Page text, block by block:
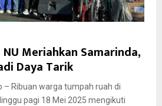
NU Meriahkan Samarinda,
Daya Tarik
– Ribuan warga tumpah ruah di
pagi 18 Mei 2025 mengikuti